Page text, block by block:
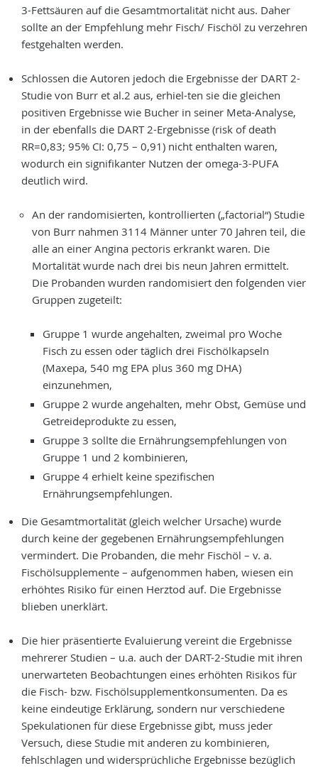
3-Fettsäuren auf die Gesamtmortalität nicht aus. Daher
sollte an der Empfehlung mehr Fisch/ Fischöl zu verzehren
festgehalten werden.
Schlossen die Autoren jedoch die Ergebnisse der DART 2-
Studie von Burr et al.2 aus, erhiel-ten sie die gleichen
positiven Ergebnisse wie Bucher in seiner Meta-Analyse,
in der ebenfalls die DART 2-Ergebnisse (risk of death
RR=0,83; 95% CI: 0,75 – 0,91) nicht enthalten waren,
wodurch ein signifikanter Nutzen der omega-3-PUFA
deutlich wird.
An der randomisierten, kontrollierten („factorial“) Studie
von Burr nahmen 3114 Männer unter 70 Jahren teil, die
alle an einer Angina pectoris erkrankt waren. Die
Mortalität wurde nach drei bis neun Jahren ermittelt.
Die Probanden wurden randomisiert den folgenden vier
Gruppen zugeteilt:
Gruppe 1 wurde angehalten, zweimal pro Woche
Fisch zu essen oder täglich drei Fischölkapseln
(Maxepa, 540 mg EPA plus 360 mg DHA)
einzunehmen,
Gruppe 2 wurde angehalten, mehr Obst, Gemüse und
Getreideprodukte zu essen,
Gruppe 3 sollte die Ernährungsempfehlungen von
Gruppe 1 und 2 kombinieren,
Gruppe 4 erhielt keine spezifischen
Ernährungsempfehlungen.
Die Gesamtmortalität (gleich welcher Ursache) wurde
durch keine der gegebenen Ernährungsempfehlungen
vermindert. Die Probanden, die mehr Fischöl – v. a.
Fischölsupplemente – aufgenommen haben, wiesen ein
erhöhtes Risiko für einen Herztod auf. Die Ergebnisse
blieben unerklärt.
Die hier präsentierte Evaluierung vereint die Ergebnisse
mehrerer Studien – u.a. auch der DART-2-Studie mit ihren
unerwarteten Beobachtungen eines erhöhten Risikos für
die Fisch- bzw. Fischölsupplementkonsumenten. Da es
keine eindeutige Erklärung, sondern nur verschiedene
Spekulationen für diese Ergebnisse gibt, muss jeder
Versuch, diese Studie mit anderen zu kombinieren,
fehlschlagen und widersprüchliche Ergebnisse bezüglich